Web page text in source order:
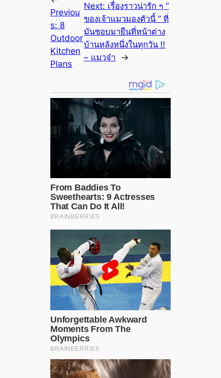
Previou
s: 8
Outdoor
Kitchen
Plans
Next: เรื่องราวน่ารัก ๆ ”
ของเจ้าแมวมองตัวนี้ ” ที่
มันชอบมายืนที่หน้าต่าง
บ้านหลังหนึ่งในทุกวัน !!
– แมวจ๋า
→